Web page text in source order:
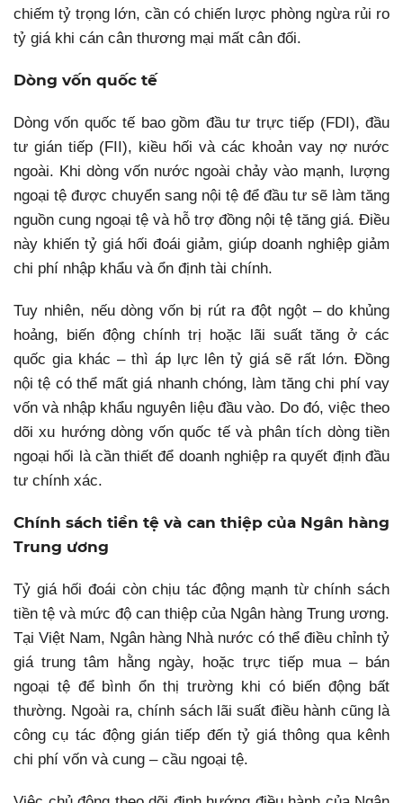
chiếm tỷ trọng lớn, cần có chiến lược phòng ngừa rủi ro
tỷ giá khi cán cân thương mại mất cân đối.
Dòng vốn quốc tế
Dòng vốn quốc tế bao gồm đầu tư trực tiếp (FDI), đầu
tư gián tiếp (FII), kiều hối và các khoản vay nợ nước
ngoài. Khi dòng vốn nước ngoài chảy vào mạnh, lượng
ngoại tệ được chuyển sang nội tệ để đầu tư sẽ làm tăng
nguồn cung ngoại tệ và hỗ trợ đồng nội tệ tăng giá. Điều
này khiến tỷ giá hối đoái giảm, giúp doanh nghiệp giảm
chi phí nhập khẩu và ổn định tài chính.
Tuy nhiên, nếu dòng vốn bị rút ra đột ngột – do khủng
hoảng, biến động chính trị hoặc lãi suất tăng ở các
quốc gia khác – thì áp lực lên tỷ giá sẽ rất lớn. Đồng
nội tệ có thể mất giá nhanh chóng, làm tăng chi phí vay
vốn và nhập khẩu nguyên liệu đầu vào. Do đó, việc theo
dõi xu hướng dòng vốn quốc tế và phân tích dòng tiền
ngoại hối là cần thiết để doanh nghiệp ra quyết định đầu
tư chính xác.
Chính sách tiền tệ và can thiệp của Ngân hàng
Trung ương
Tỷ giá hối đoái còn chịu tác động mạnh từ chính sách
tiền tệ và mức độ can thiệp của Ngân hàng Trung ương.
Tại Việt Nam, Ngân hàng Nhà nước có thể điều chỉnh tỷ
giá trung tâm hằng ngày, hoặc trực tiếp mua – bán
ngoại tệ để bình ổn thị trường khi có biến động bất
thường. Ngoài ra, chính sách lãi suất điều hành cũng là
công cụ tác động gián tiếp đến tỷ giá thông qua kênh
chi phí vốn và cung – cầu ngoại tệ.